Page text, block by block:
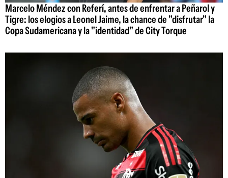
Marcelo Méndez con Referí, antes de enfrentar a Peñarol y
Tigre: los elogios a Leonel Jaime, la chance de "disfrutar" la
Copa Sudamericana y la "identidad" de City Torque